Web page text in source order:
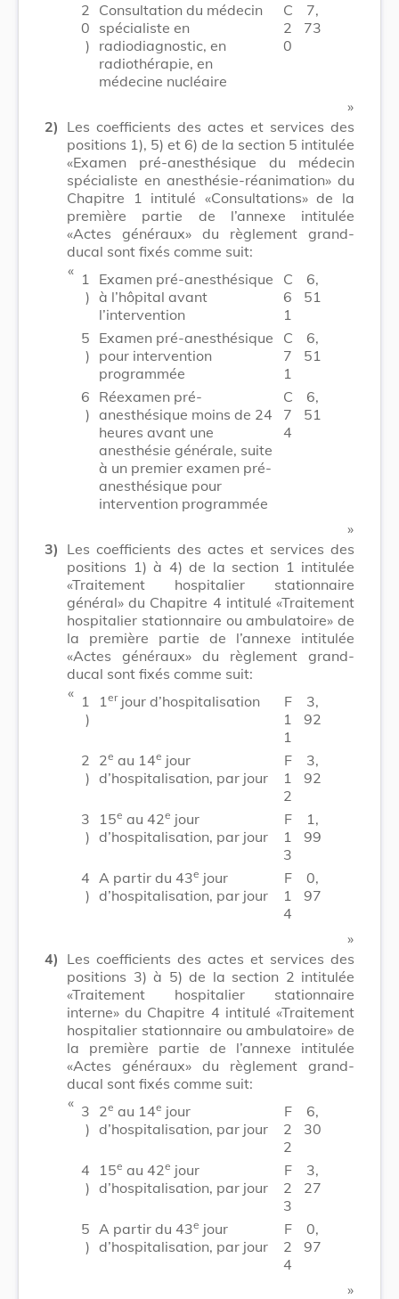
2
0
)
Consultation du médecin
spécialiste en
radiodiagnostic, en
radiothérapie, en
médecine nucléaire
C
2
0
7,
73
​ »
2) Les coefficients des actes et services des
positions 1), 5) et 6) de la section 5 intitulée
«Examen pré-anesthésique du médecin
spécialiste en anesthésie-réanimation» du
Chapitre 1 intitulé «Consultations» de la
première partie de l’annexe intitulée
«Actes généraux» du règlement grand-
ducal sont fixés comme suit:
​ « 1
)
Examen pré-anesthésique
à l’hôpital avant
l’intervention
C
6
1
6,
51
5
)
Examen pré-anesthésique
pour intervention
programmée
C
7
1
6,
51
6
)
Réexamen pré-
anesthésique moins de 24
heures avant une
anesthésie générale, suite
à un premier examen pré-
anesthésique pour
intervention programmée
C
7
4
6,
51
​ »
3) Les coefficients des actes et services des
positions 1) à 4) de la section 1 intitulée
«Traitement hospitalier stationnaire
général» du Chapitre 4 intitulé «Traitement
hospitalier stationnaire ou ambulatoire» de
la première partie de l’annexe intitulée
«Actes généraux» du règlement grand-
ducal sont fixés comme suit:
​ « 1
)
1 erjour d’hospitalisation
F
1
1
3,
92
2
)
2e au 14e jour
d’hospitalisation, par jour
F
1
2
3,
92
3
)
15e au 42e jour
d’hospitalisation, par jour
F
1
3
1,
99
4
)
A partir du 43e jour
d’hospitalisation, par jour
F
1
4
0,
97
​ »
4) Les coefficients des actes et services des
positions 3) à 5) de la section 2 intitulée
«Traitement hospitalier stationnaire
interne» du Chapitre 4 intitulé «Traitement
hospitalier stationnaire ou ambulatoire» de
la première partie de l’annexe intitulée
«Actes généraux» du règlement grand-
ducal sont fixés comme suit:
​ « 3
)
2e au 14e jour
d’hospitalisation, par jour
F
2
2
6,
30
4
)
15e au 42e jour
d’hospitalisation, par jour
F
2
3
3,
27
5
)
A partir du 43e jour
d’hospitalisation, par jour
F
2
4
0,
97
​ »